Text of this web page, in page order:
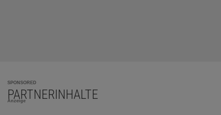
SPONSORED
PARTNERINHALTE
Anzeige